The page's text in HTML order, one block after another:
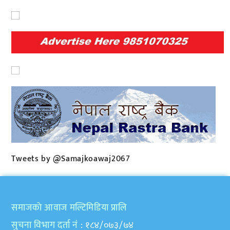
Tweets by @Samajkoawaj2067
समाजकाे आवाज मल्टिमिडिया प्रालि
सुचना विभाग दर्ता नं : १८४/०७३/७४